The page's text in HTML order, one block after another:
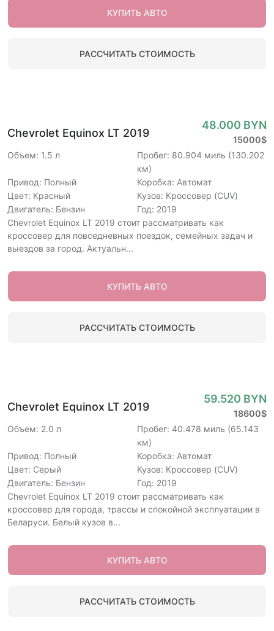
КУПИТЬ АВТО
РАССЧИТАТЬ СТОИМОСТЬ
Chevrolet Equinox LT 2019
48.000 BYN
15000$
Объем: 1.5 л
Пробег: 80.904 миль (130.202
км)
Привод: Полный
Коробка: Автомат
Цвет: Красный
Кузов: Кроссовер (CUV)
Двигатель: Бензин
Год: 2019
Chevrolet Equinox LT 2019 стоит рассматривать как
кроссовер для повседневных поездок, семейных задач и
выездов за город. Актуальн...
КУПИТЬ АВТО
РАССЧИТАТЬ СТОИМОСТЬ
Chevrolet Equinox LT 2019
59.520 BYN
18600$
Объем: 2.0 л
Пробег: 40.478 миль (65.143
км)
Привод: Полный
Коробка: Автомат
Цвет: Серый
Кузов: Кроссовер (CUV)
Двигатель: Бензин
Год: 2019
Chevrolet Equinox LT 2019 стоит рассматривать как
кроссовер для города, трассы и спокойной эксплуатации в
Беларуси. Белый кузов в...
КУПИТЬ АВТО
РАССЧИТАТЬ СТОИМОСТЬ